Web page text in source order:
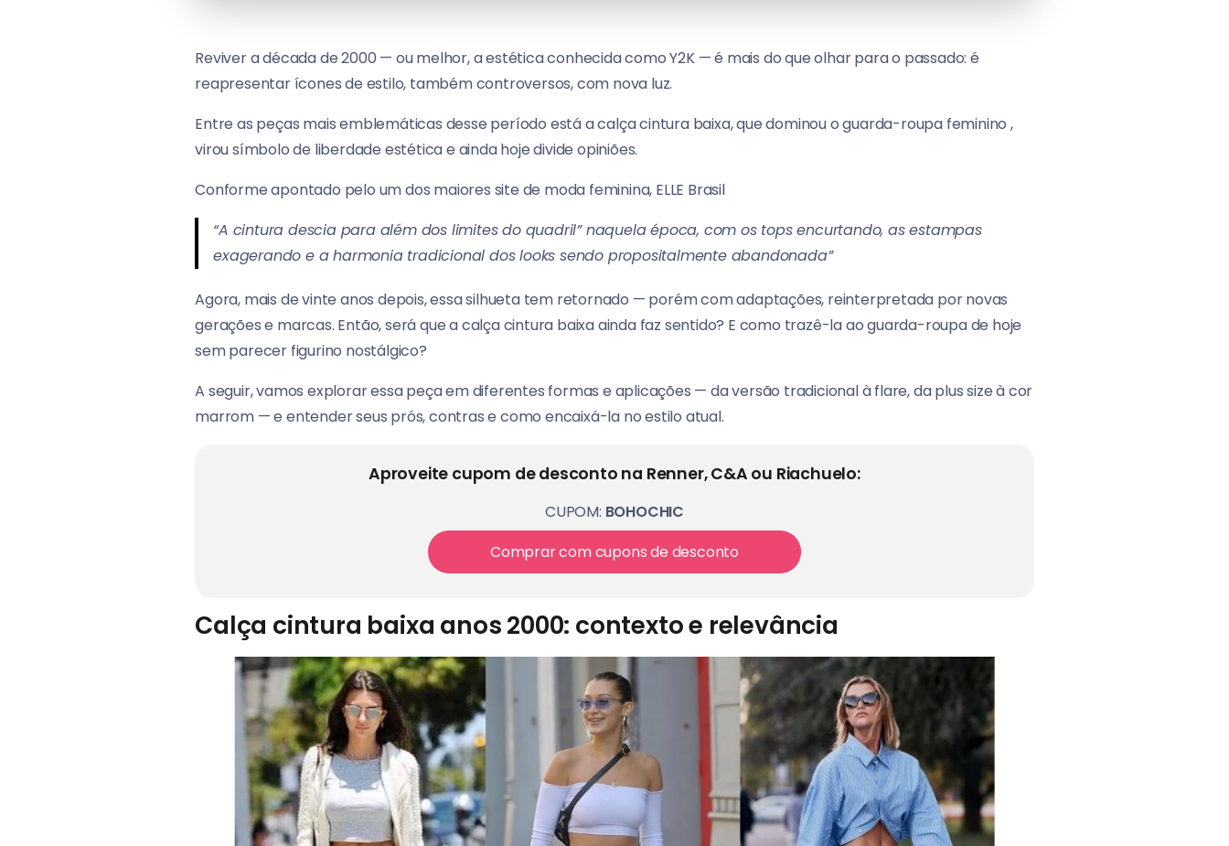
Reviver a década de 2000 — ou melhor, a estética conhecida como Y2K — é mais do que olhar para o passado: é
reapresentar ícones de estilo, também controversos, com nova luz.
Entre as peças mais emblemáticas desse período está a calça cintura baixa, que dominou o guarda-roupa feminino ,
virou símbolo de liberdade estética e ainda hoje divide opiniões.
Conforme apontado pelo um dos maiores site de moda feminina, ELLE Brasil
“A cintura descia para além dos limites do quadril” naquela época, com os tops encurtando, as estampas
exagerando e a harmonia tradicional dos looks sendo propositalmente abandonada”
Agora, mais de vinte anos depois, essa silhueta tem retornado — porém com adaptações, reinterpretada por novas
gerações e marcas. Então, será que a calça cintura baixa ainda faz sentido? E como trazê-la ao guarda-roupa de hoje
sem parecer figurino nostálgico?
A seguir, vamos explorar essa peça em diferentes formas e aplicações — da versão tradicional à flare, da plus size à cor
marrom — e entender seus prós, contras e como encaixá-la no estilo atual.
Aproveite cupom de desconto na Renner, C&A ou Riachuelo:
CUPOM: BOHOCHIC
Comprar com cupons de desconto
Calça cintura baixa anos 2000: contexto e relevância